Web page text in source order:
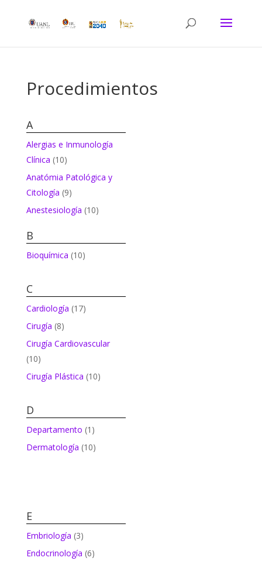
Procedimientos
A
Alergias e Inmunología
Clínica (10)
Anatómia Patológica y
Citología (9)
Anestesiología (10)
B
Bioquímica (10)
C
Cardiología (17)
Cirugía (8)
Cirugía Cardiovascular
(10)
Cirugía Plástica (10)
D
Departamento (1)
Dermatología (10)
E
Embriología (3)
Endocrinología (6)